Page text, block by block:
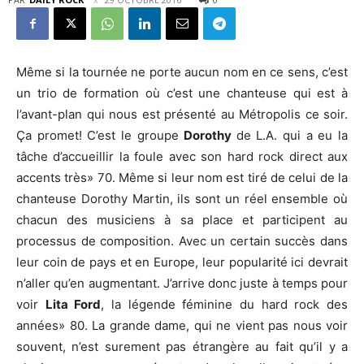
Même si la tournée ne porte aucun nom en ce sens, c’est
un trio de formation où c’est une chanteuse qui est à
l’avant-plan qui nous est présenté au Métropolis ce soir.
Ça promet! C’est le groupe Dorothy de L.A. qui a eu la
tâche d’accueillir la foule avec son hard rock direct aux
accents très» 70. Même si leur nom est tiré de celui de la
chanteuse Dorothy Martin, ils sont un réel ensemble où
chacun des musiciens à sa place et participent au
processus de composition. Avec un certain succès dans
leur coin de pays et en Europe, leur popularité ici devrait
n’aller qu’en augmentant. J’arrive donc juste à temps pour
voir Lita Ford, la légende féminine du hard rock des
années» 80. La grande dame, qui ne vient pas nous voir
souvent, n’est surement pas étrangère au fait qu’il y a